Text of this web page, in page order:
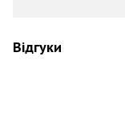
Відгуки